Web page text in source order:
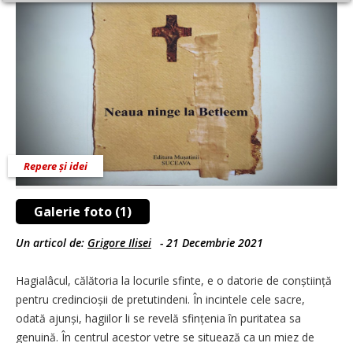
Galerie foto (1)
Repere și idei
Un articol de: Grigore Ilisei - 21 Decembrie 2021
Hagialâcul, călătoria la locurile sfinte, e o datorie de conștiință
pentru credincioșii de pretutindeni. În incintele cele sacre,
odată ajunși, hagiilor li se revelă sfințenia în puritatea sa
genuină. În centrul acestor vetre se situează ca un miez de